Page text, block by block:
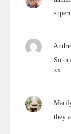
So
xx
they